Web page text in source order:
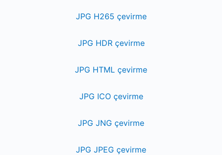
JPG H265 çevirme
JPG HDR çevirme
JPG HTML çevirme
JPG ICO çevirme
JPG JNG çevirme
JPG JPEG çevirme